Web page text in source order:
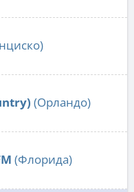
(Орландо)
(Флорида)